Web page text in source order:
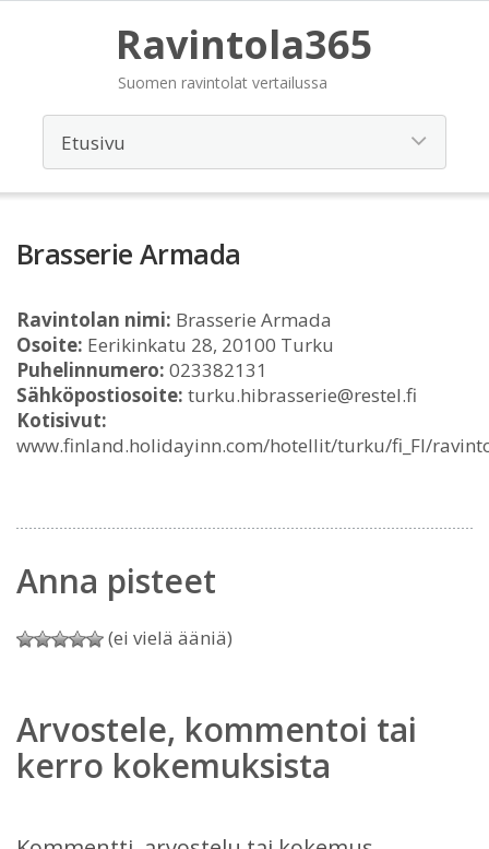
Ravintola365
Suomen ravintolat vertailussa
Brasserie Armada
Ravintolan nimi: Brasserie Armada
Osoite: Eerikinkatu 28, 20100 Turku
Puhelinnumero: 023382131
Sähköpostiosoite: turku.hibrasserie@restel.fi
Kotisivut:
www.finland.holidayinn.com/hotellit/turku/fi_FI/
Anna pisteet
(ei vielä ääniä)
Arvostele, kommentoi tai
kerro kokemuksista